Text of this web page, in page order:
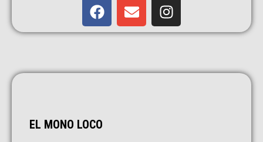
EL MONO LOCO